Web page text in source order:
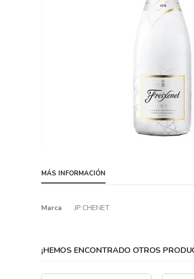
the
beginning
the
MÁS INFORMACIÓN
Más
Marca JP CHENET
¡HEMOS ENCONTRADO OTROS